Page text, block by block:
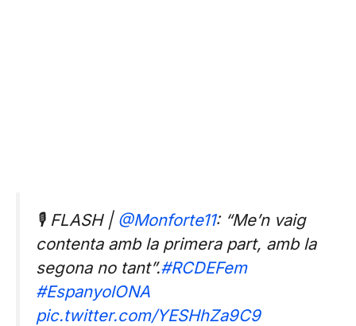
🎙️ FLASH | @Monforte11: “Me’n vaig
contenta amb la primera part, amb la
segona no tant”.#RCDEFem
#EspanyolONA
pic.twitter.com/YESHhZa9C9